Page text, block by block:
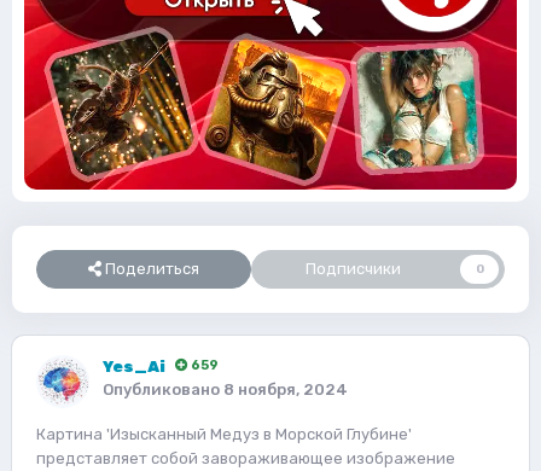
Поделиться Подписчики 0
Yes_Ai 659
Опубликовано 8 ноября, 2024
Картина 'Изысканный Медуз в Морской Глубине'
представляет собой завораживающее изображение